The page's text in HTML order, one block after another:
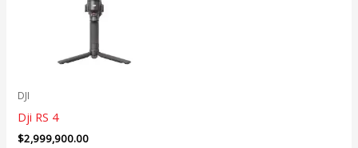
DJI
Dji RS 4
$2,999,900.00